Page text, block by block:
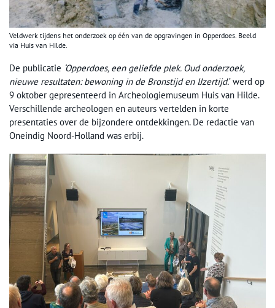
Veldwerk tijdens het onderzoek op één van de opgravingen in Opperdoes. Beeld
via Huis van Hilde.
De publicatie ‘Opperdoes, een geliefde plek. Oud onderzoek,
nieuwe resultaten: bewoning in de Bronstijd en IJzertijd.’ werd op
9 oktober gepresenteerd in Archeologiemuseum Huis van Hilde.
Verschillende archeologen en auteurs vertelden in korte
presentaties over de bijzondere ontdekkingen. De redactie van
Oneindig Noord-Holland was erbij.